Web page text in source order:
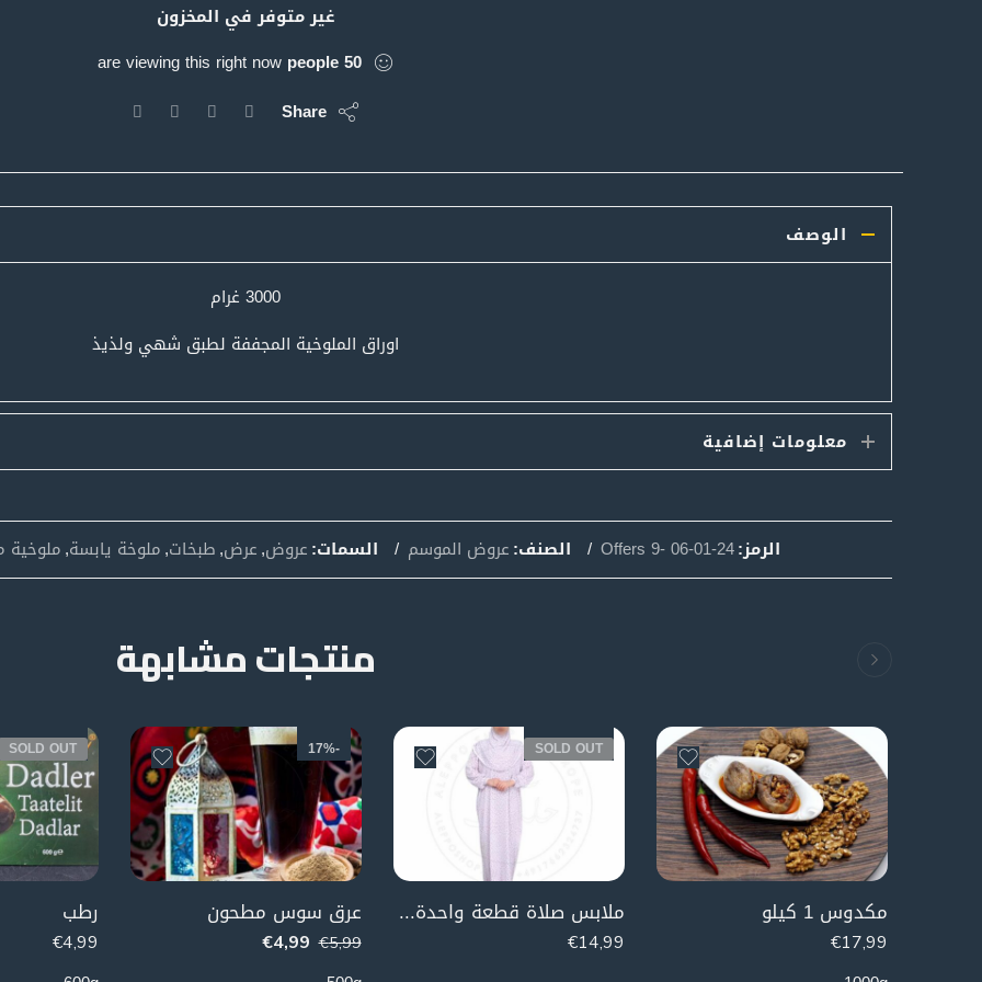
غير متوفر في المخزون
50
people
are viewing this right now
Share
الوصف
3000 غرام
اوراق الملوخية المجففة لطبق شهي ولذيذ
معلومات إضافية
الرمز:Offers 9- 06-01-24 الصنف:عروض الموسم السمات:عروض,عرض,طبخات,ملوخة يابسة,ملوخية
منتجات مشابهة
مكدوس 1 كيلو
€17,99
SOLD OUT
ملابس صلاة قطعة واحدة مع شال
€14,99
-17%
عرق سوس مطحون
€5,99
€4,99
SOLD OUT
رطب
€4,99